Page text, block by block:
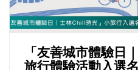
「友善城市體驗日
旅行體驗活動入選